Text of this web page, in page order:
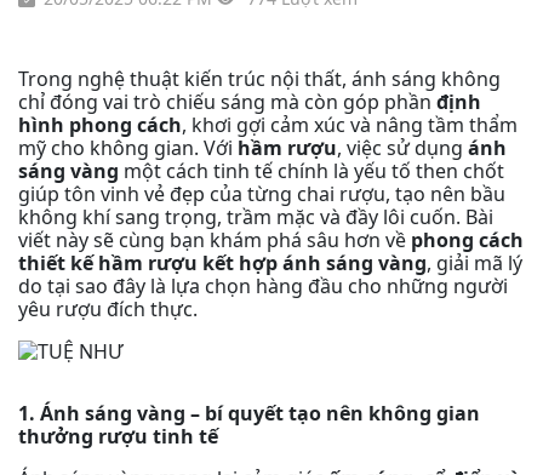
Trong nghệ thuật kiến trúc nội thất, ánh sáng không
chỉ đóng vai trò chiếu sáng mà còn góp phần định
hình phong cách, khơi gợi cảm xúc và nâng tầm thẩm
mỹ cho không gian. Với hầm rượu, việc sử dụng ánh
sáng vàng một cách tinh tế chính là yếu tố then chốt
giúp tôn vinh vẻ đẹp của từng chai rượu, tạo nên bầu
không khí sang trọng, trầm mặc và đầy lôi cuốn. Bài
viết này sẽ cùng bạn khám phá sâu hơn về phong cách
thiết kế hầm rượu kết hợp ánh sáng vàng, giải mã lý
do tại sao đây là lựa chọn hàng đầu cho những người
yêu rượu đích thực.
1. Ánh sáng vàng – bí quyết tạo nên không gian
thưởng rượu tinh tế